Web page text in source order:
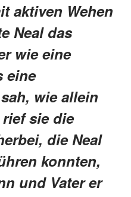
aktiven Wehen
Neal das
wie eine
eine
wie allein
sie die
die Neal
konnten,
und Vater er